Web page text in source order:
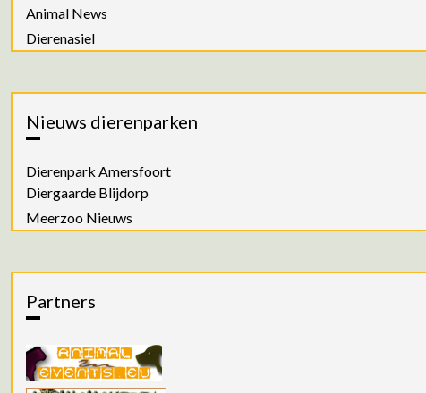
Animal News
Dierenasiel
Nieuws dierenparken
Dierenpark Amersfoort
Diergaarde Blijdorp
Meerzoo Nieuws
Partners